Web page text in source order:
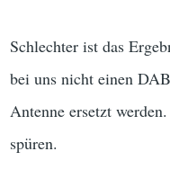
Schlechter ist das
bei uns nicht einen
Antenne ersetzt
spüren.